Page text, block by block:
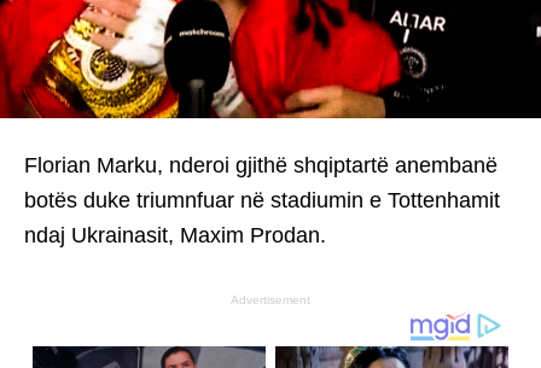
Florian Marku, nderoi gjithë shqiptartë anembanë
botës duke triumnfuar në stadiumin e Tottenhamit
ndaj Ukrainasit, Maxim Prodan.
Advertisement